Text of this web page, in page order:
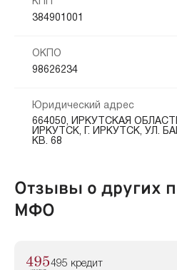
384901001
ОКПО
98626234
Юридический адрес
664050, ИРКУТСКАЯ
ИРКУТСК, Г. ИРКУТСК, УЛ.
КВ. 68
Отзывы о других
МФО
495 кредит